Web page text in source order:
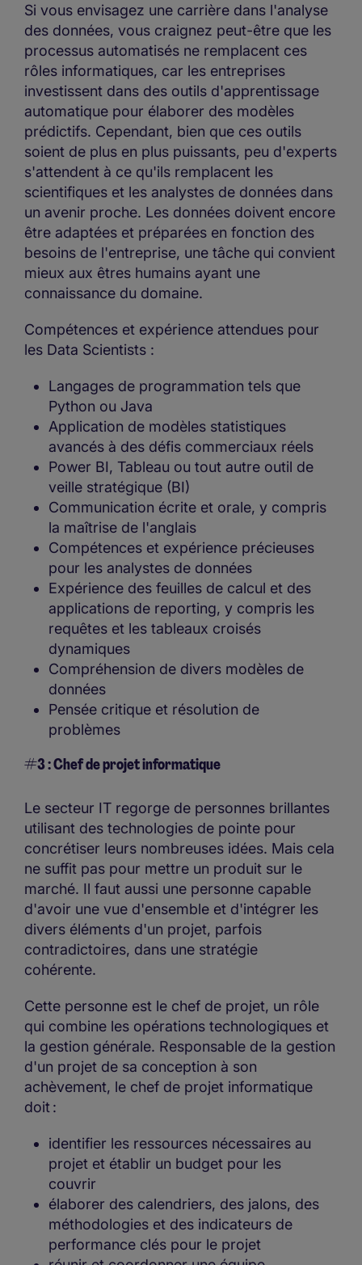
Si vous envisagez une carrière dans l'analyse
des données, vous craignez peut-être que les
processus automatisés ne remplacent ces
rôles informatiques, car les entreprises
investissent dans des outils d'apprentissage
automatique pour élaborer des modèles
prédictifs. Cependant, bien que ces outils
soient de plus en plus puissants, peu d'experts
s'attendent à ce qu'ils remplacent les
scientifiques et les analystes de données dans
un avenir proche. Les données doivent encore
être adaptées et préparées en fonction des
besoins de l'entreprise, une tâche qui convient
mieux aux êtres humains ayant une
connaissance du domaine.
Compétences et expérience attendues pour
les Data Scientists :
Langages de programmation tels que
Python ou Java
Application de modèles statistiques
avancés à des défis commerciaux réels
Power BI, Tableau ou tout autre outil de
veille stratégique (BI)
Communication écrite et orale, y compris
la maîtrise de l'anglais
Compétences et expérience précieuses
pour les analystes de données
Expérience des feuilles de calcul et des
applications de reporting, y compris les
requêtes et les tableaux croisés
dynamiques
Compréhension de divers modèles de
données
Pensée critique et résolution de
problèmes
#3 : Chef de projet informatique
Le secteur IT regorge de personnes brillantes
utilisant des technologies de pointe pour
concrétiser leurs nombreuses idées. Mais cela
ne suffit pas pour mettre un produit sur le
marché. Il faut aussi une personne capable
d'avoir une vue d'ensemble et d'intégrer les
divers éléments d'un projet, parfois
contradictoires, dans une stratégie
cohérente.
Cette personne est le chef de projet, un rôle
qui combine les opérations technologiques et
la gestion générale. Responsable de la gestion
d'un projet de sa conception à son
achèvement, le chef de projet informatique
doit :
identifier les ressources nécessaires au
projet et établir un budget pour les
couvrir
élaborer des calendriers, des jalons, des
méthodologies et des indicateurs de
performance clés pour le projet